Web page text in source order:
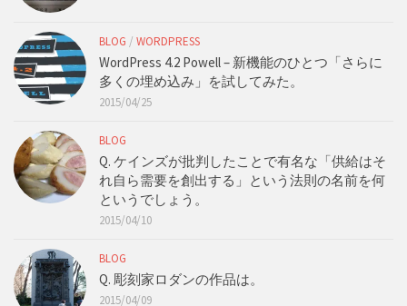
BLOG / WORDPRESS
WordPress 4.2 Powell – 新機能のひとつ「さらに
多くの埋め込み」を試してみた。
2015/04/25
BLOG
Q. ケインズが批判したことで有名な「供給はそ
れ自ら需要を創出する」という法則の名前を何
というでしょう。
2015/04/10
BLOG
Q. 彫刻家ロダンの作品は。
2015/04/09